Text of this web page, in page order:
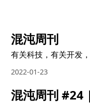
混沌周刊
有关科技，有关开发
2022-01-23
混沌周刊